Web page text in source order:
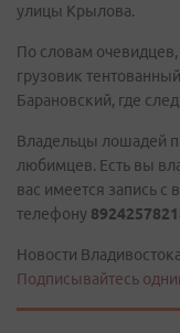
улицы Крылова.
По словам
грузовик
Барановский, где
Владельцы лошадей
любимцев. Есть вы
вас имеется запись с
телефону
Новости
Подписывайтесь